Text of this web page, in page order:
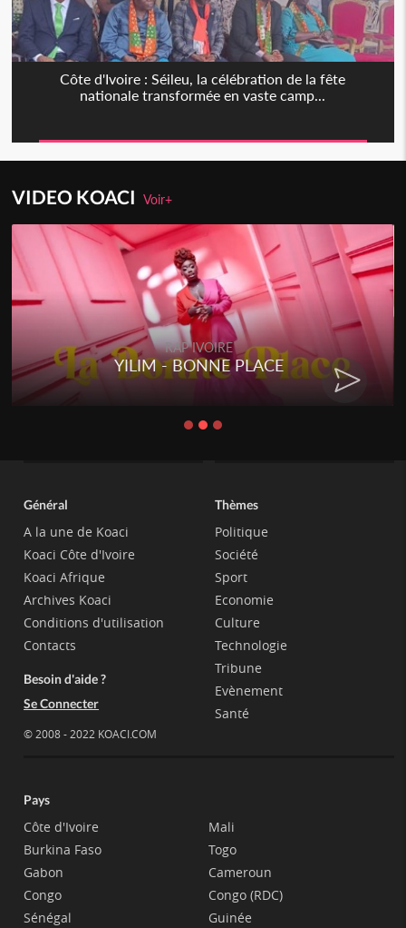
Côte d'Ivoire : Séileu, la célébration de la fête
nationale transformée en vaste camp...
VIDEO KOACIVoir+
RAP IVOIRE
YILIM - BONNE PLACE
Général
A la une de Koaci
Koaci Côte d'Ivoire
Koaci Afrique
Archives Koaci
Conditions d'utilisation
Contacts
Besoin d'aide ?
Se Connecter
© 2008 - 2022 KOACI.COM
Thèmes
Politique
Société
Sport
Economie
Culture
Technologie
Tribune
Evènement
Santé
Pays
Côte d'Ivoire
Burkina Faso
Gabon
Congo
Sénégal
Mali
Togo
Cameroun
Congo (RDC)
Guinée